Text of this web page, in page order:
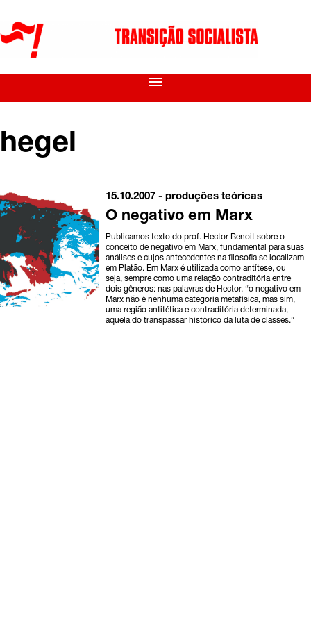
menu
hegel
15.10.2007 -produções teóricas
O negativo em Marx
Publicamos texto do prof. Hector Benoit sobre o
conceito de negativo em Marx, fundamental para suas
análises e cujos antecedentes na filosofia se localizam
em Platão. Em Marx é utilizada como antítese, ou
seja, sempre como uma relação contraditória entre
dois gêneros: nas palavras de Hector, “o negativo em
Marx não é nenhuma categoria metafísica, mas sim,
uma região antitética e contraditória determinada,
aquela do transpassar histórico da luta de classes.”